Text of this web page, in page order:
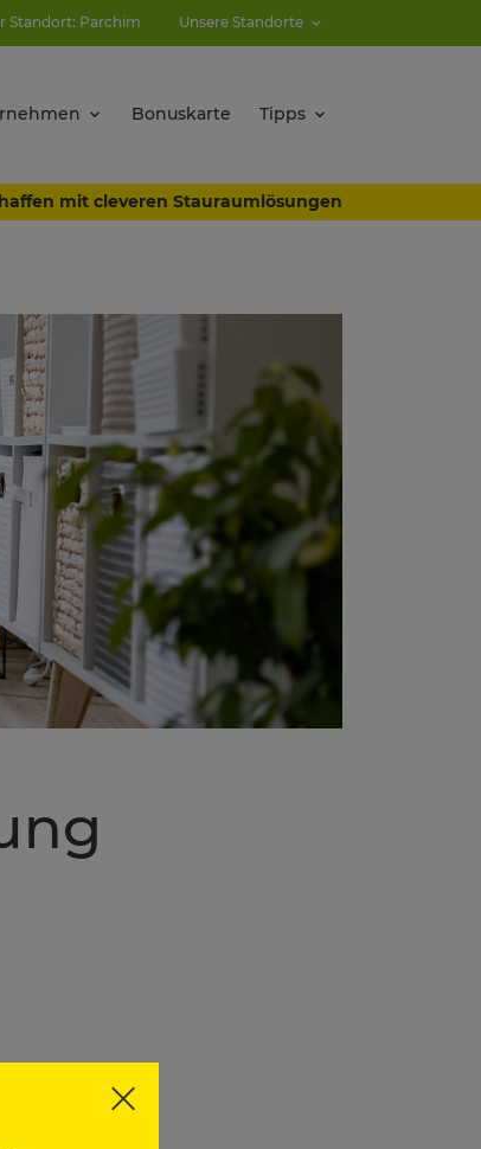
Standort: Parchim Unsere Standorte
Bonuskarte Tipps
mit cleveren Stauraumlösungen
was brauchst du
Saisonartikel,
Boxen